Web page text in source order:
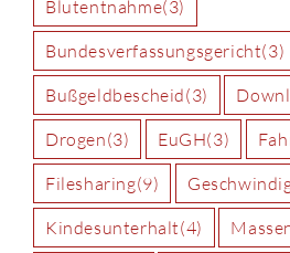
Blutentnahme(3)
Bundesverfassungsgericht(3)
Bußgeldbescheid(3)
Drogen(3) EuGH(3)
Filesharing(9)
Kindesunterhalt(4)